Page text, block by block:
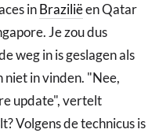
inBraziliëen Qatar
Je zou dus
weg in is geslagen als
niet in vinden. "Nee,
update", vertelt
Volgens de technicus is